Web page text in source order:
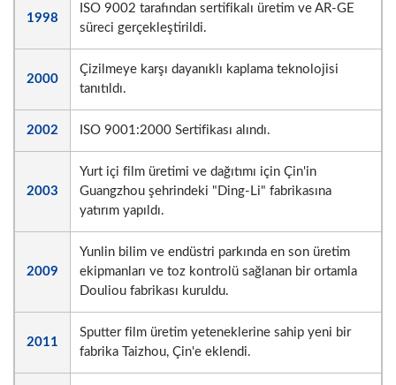
1998
ISO 9002 tarafından sertifikalı üretim ve AR-GE
süreci gerçekleştirildi.
2000
Çizilmeye karşı dayanıklı kaplama teknolojisi
tanıtıldı.
2002 ISO 9001:2000 Sertifikası alındı.
2003
Yurt içi film üretimi ve dağıtımı için Çin'in
Guangzhou şehrindeki "Ding-Li" fabrikasına
yatırım yapıldı.
2009
Yunlin bilim ve endüstri parkında en son üretim
ekipmanları ve toz kontrolü sağlanan bir ortamla
Douliou fabrikası kuruldu.
2011
Sputter film üretim yeteneklerine sahip yeni bir
fabrika Taizhou, Çin'e eklendi.